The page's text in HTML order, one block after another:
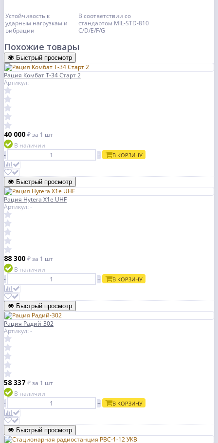
Устойчивость к
ударным нагрузкам и
вибрации
В соответствии со
стандартом MIL-STD-810
C/D/E/F/G
Похожие товары
Быстрый просмотр
Рация Комбат Т-34 Старт 2
Артикул: -
40 000 ₽за 1 шт
В наличии
-
+ В КОРЗИНУ
Быстрый просмотр
Рация Hytera X1e UHF
Артикул: -
88 300 ₽за 1 шт
В наличии
-
+ В КОРЗИНУ
Быстрый просмотр
Рация Радий-302
Артикул: -
58 337 ₽за 1 шт
В наличии
-
+ В КОРЗИНУ
Быстрый просмотр